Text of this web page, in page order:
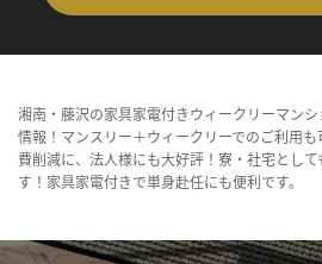
湘南・藤沢の家具家電付きウィークリーマン
情報！マンスリー＋ウィークリーでのご利用
費削減に、法人様にも大好評！寮・社宅とし
す！家具家電付きで単身赴任にも便利です。